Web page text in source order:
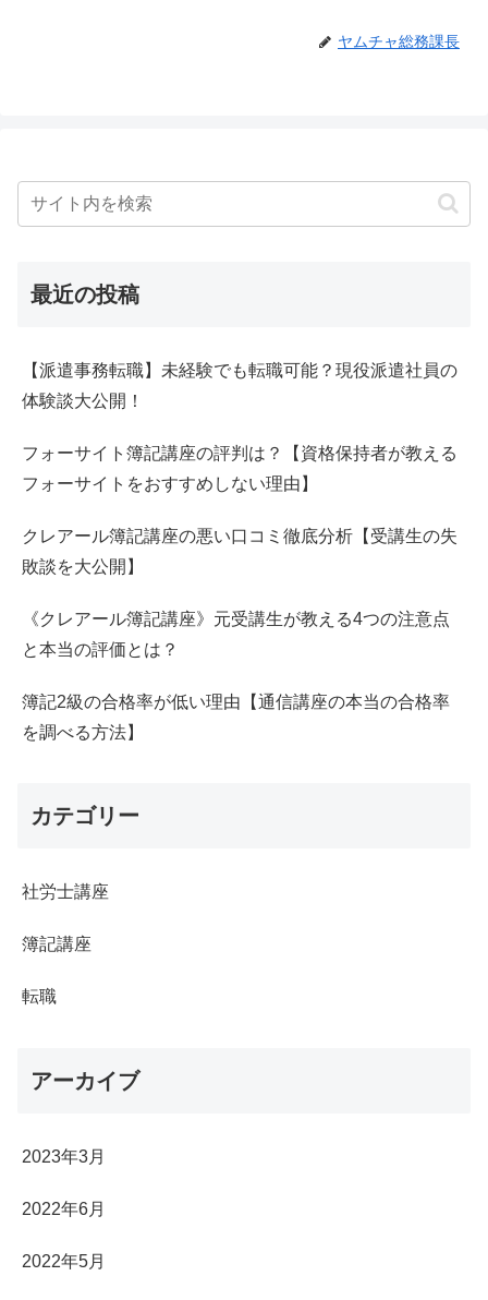
ヤムチャ総務課長
最近の投稿
【派遣事務転職】未経験でも転職可能？現役派遣社員の
体験談大公開！
フォーサイト簿記講座の評判は？【資格保持者が教える
フォーサイトをおすすめしない理由】
クレアール簿記講座の悪い口コミ徹底分析【受講生の失
敗談を大公開】
《クレアール簿記講座》元受講生が教える4つの注意点
と本当の評価とは？
簿記2級の合格率が低い理由【通信講座の本当の合格率
を調べる方法】
カテゴリー
社労士講座
簿記講座
転職
アーカイブ
2023年3月
2022年6月
2022年5月